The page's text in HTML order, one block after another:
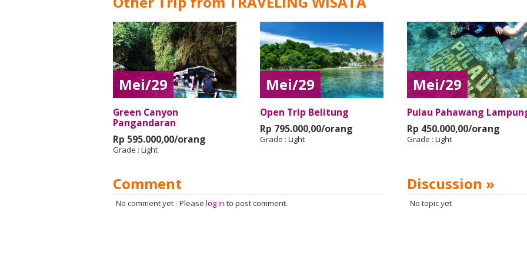
Mei/29
Green Canyon
Pangandaran
Rp 595.000,00/orang
Grade : Light
Mei/29
Open Trip Belitung
Rp 795.000,00/orang
Grade : Light
Mei/29
Pulau Pahawang
Rp 450.000,00/orang
Grade : Light
Comment
No comment yet-Please log in to post comment.
Discussion »
No topic yet